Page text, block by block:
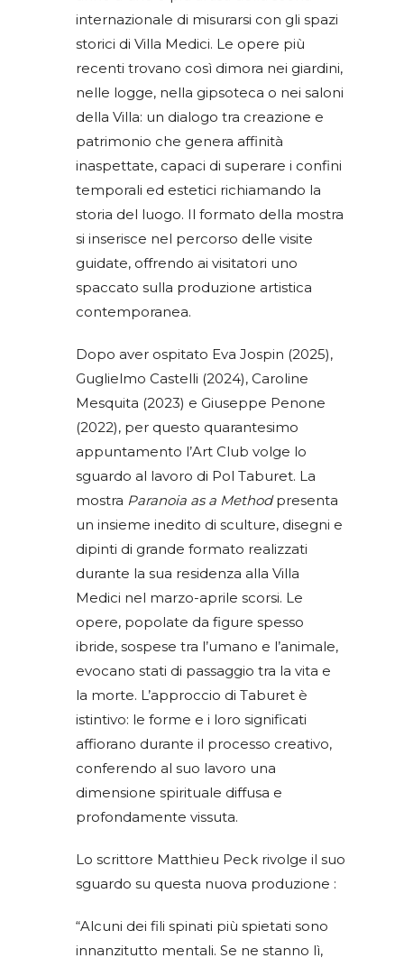
internazionale di misurarsi con gli spazi
storici di Villa Medici. Le opere più
recenti trovano così dimora nei giardini,
nelle logge, nella gipsoteca o nei saloni
della Villa: un dialogo tra creazione e
patrimonio che genera affinità
inaspettate, capaci di superare i confini
temporali ed estetici richiamando la
storia del luogo. Il formato della mostra
si inserisce nel percorso delle visite
guidate, offrendo ai visitatori uno
spaccato sulla produzione artistica
contemporanea.
Dopo aver ospitato Eva Jospin (2025),
Guglielmo Castelli (2024), Caroline
Mesquita (2023) e Giuseppe Penone
(2022), per questo quarantesimo
appuntamento l’Art Club volge lo
sguardo al lavoro di Pol Taburet. La
mostra Paranoia as a Methodpresenta
un insieme inedito di sculture, disegni e
dipinti di grande formato realizzati
durante la sua residenza alla Villa
Medici nel marzo-aprile scorsi. Le
opere, popolate da figure spesso
ibride, sospese tra l’umano e l’animale,
evocano stati di passaggio tra la vita e
la morte. L’approccio di Taburet è
istintivo: le forme e i loro significati
affiorano durante il processo creativo,
conferendo al suo lavoro una
dimensione spirituale diffusa e
profondamente vissuta.
Lo scrittore Matthieu Peck rivolge il suo
sguardo su questa nuova produzione :
“Alcuni dei fili spinati più spietati sono
innanzitutto mentali. Se ne stanno lì,